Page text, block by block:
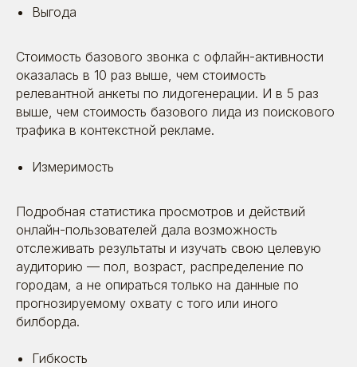
Выгода
Стоимость базового звонка с офлайн-активности
оказалась в 10 раз выше, чем стоимость
релевантной анкеты по лидогенерации. И в 5 раз
выше, чем стоимость базового лида из поискового
трафика в контекстной рекламе.
Измеримость
Подробная статистика просмотров и действий
онлайн-пользователей дала возможность
отслеживать результаты и изучать свою целевую
аудиторию — пол, возраст, распределение по
городам, а не опираться только на данные по
прогнозируемому охвату с того или иного
билборда.
Гибкость
Как расширить поиск персонала и
получить выход на новую аудиторию:
кейс АЛИДИ
Время прочтения: ~ 12 минут
Рейтинги
и сертификаты
У нас молодой рынок — и отдельных рейтингов
для HR-маркетинга пока просто нет. Приходится
выходить в общий топ digital-агентств